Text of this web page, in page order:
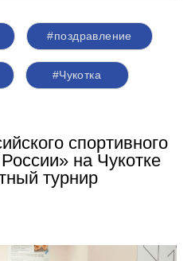
#поздравление
#Чукотка
спортивного
на Чукотке
турнир